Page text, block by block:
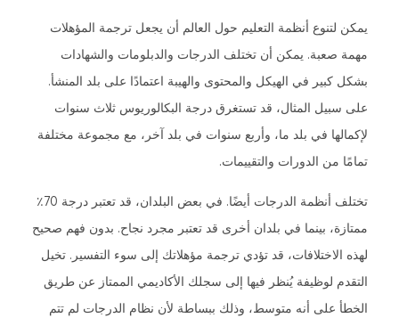
يمكن لتنوع أنظمة التعليم حول العالم أن يجعل ترجمة المؤهلات
مهمة صعبة. يمكن أن تختلف الدرجات والدبلومات والشهادات
بشكل كبير في الهيكل والمحتوى والهيبة اعتمادًا على بلد المنشأ.
على سبيل المثال، قد تستغرق درجة البكالوريوس ثلاث سنوات
لإكمالها في بلد ما، وأربع سنوات في بلد آخر، مع مجموعة مختلفة
تمامًا من الدورات والتقييمات.
تختلف أنظمة الدرجات أيضًا. في بعض البلدان، قد تعتبر درجة 70٪
ممتازة، بينما في بلدان أخرى قد تعتبر مجرد نجاح. بدون فهم صحيح
لهذه الاختلافات، قد تؤدي ترجمة مؤهلاتك إلى سوء التفسير. تخيل
التقدم لوظيفة يُنظر فيها إلى سجلك الأكاديمي الممتاز عن طريق
الخطأ على أنه متوسط، وذلك ببساطة لأن نظام الدرجات لم تتم